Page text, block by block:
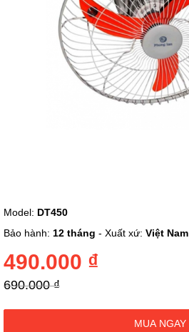
đến
phần
của
thư
viện
ảnh
Model: DT450
Bảo hành: 12 tháng - Xuất xứ: Việt Nam
490.000 ₫
690.000 ₫
MUA NGAY